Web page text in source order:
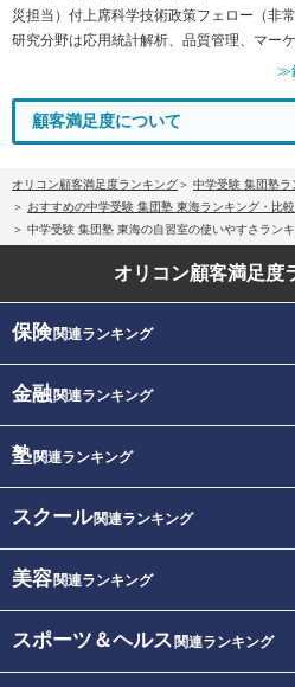
災担当）付上席科学技術政策フェロー（非常
研究分野は応用統計解析、品質管理、マーケ
≫
顧客満足度について
オリコン顧客満足度ランキング
中学受験 集団塾ラ
おすすめの中学受験 集団塾 東海ランキング・比較
中学受験 集団塾 東海の自習室の使いやすさラン
オリコン顧客満足度
保険関連ランキング
金融関連ランキング
塾関連ランキング
スクール関連ランキング
美容関連ランキング
スポーツ＆ヘルス 関連ランキング